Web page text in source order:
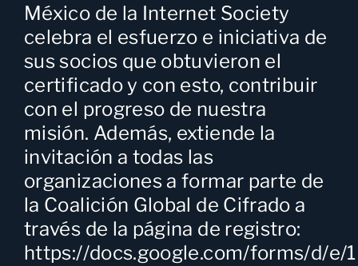
México de la Internet Society
celebra el esfuerzo e iniciativa de
sus socios que obtuvieron el
certificado y con esto, contribuir
con el progreso de nuestra
misión. Además, extiende la
invitación a todas las
organizaciones a formar parte de
la Coalición Global de Cifrado a
través de la página de registro:
https://docs.google.com/forms/d/e/